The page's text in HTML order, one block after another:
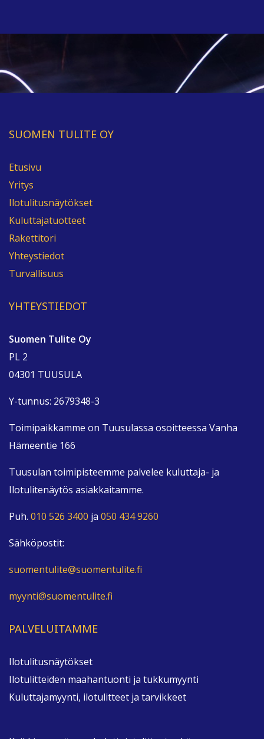
SUOMEN TULITE OY
Etusivu
Yritys
Ilotulitusnäytökset
Kuluttajatuotteet
Rakettitori
Yhteystiedot
Turvallisuus
YHTEYSTIEDOT
Suomen Tulite Oy
PL 2
04301 TUUSULA
Y-tunnus: 2679348-3
Toimipaikkamme on Tuusulassa osoitteessa Vanha
Hämeentie 166
Tuusulan toimipisteemme palvelee kuluttaja- ja
Ilotulitenäytös asiakkaitamme.
Puh. 010 526 3400 ja 050 434 9260
Sähköpostit:
suomentulite@suomentulite.fi
myynti@suomentulite.fi
PALVELUITAMME
Ilotulitusnäytökset
Ilotulitteiden maahantuonti ja tukkumyynti
Kuluttajamyynti, ilotulitteet ja tarvikkeet